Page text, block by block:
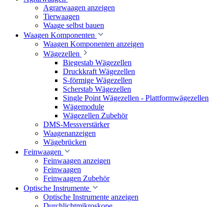
Agrarwaagen anzeigen
Tierwaagen
Waage selbst bauen
Waagen Komponenten
Waagen Komponenten anzeigen
Wägezellen
Biegestab Wägezellen
Druckkraft Wägezellen
S-förmige Wägezellen
Scherstab Wägezellen
Single Point Wägezellen - Plattformwägezellen
Wägemodule
Wägezellen Zubehör
DMS-Messverstärker
Waagenanzeigen
Wägebrücken
Feinwaagen
Feinwaagen anzeigen
Feinwaagen
Feinwaagen Zubehör
Optische Instrumente
Optische Instrumente anzeigen